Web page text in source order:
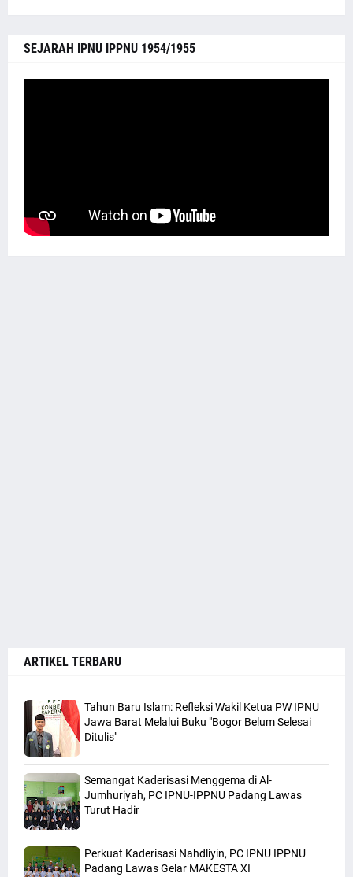
SEJARAH IPNU IPPNU 1954/1955
ARTIKEL TERBARU
Tahun Baru Islam: Refleksi Wakil Ketua PW IPNU
Jawa Barat Melalui Buku "Bogor Belum Selesai
Ditulis"
Semangat Kaderisasi Menggema di Al-
Jumhuriyah, PC IPNU-IPPNU Padang Lawas
Turut Hadir
Perkuat Kaderisasi Nahdliyin, PC IPNU IPPNU
Padang Lawas Gelar MAKESTA XI